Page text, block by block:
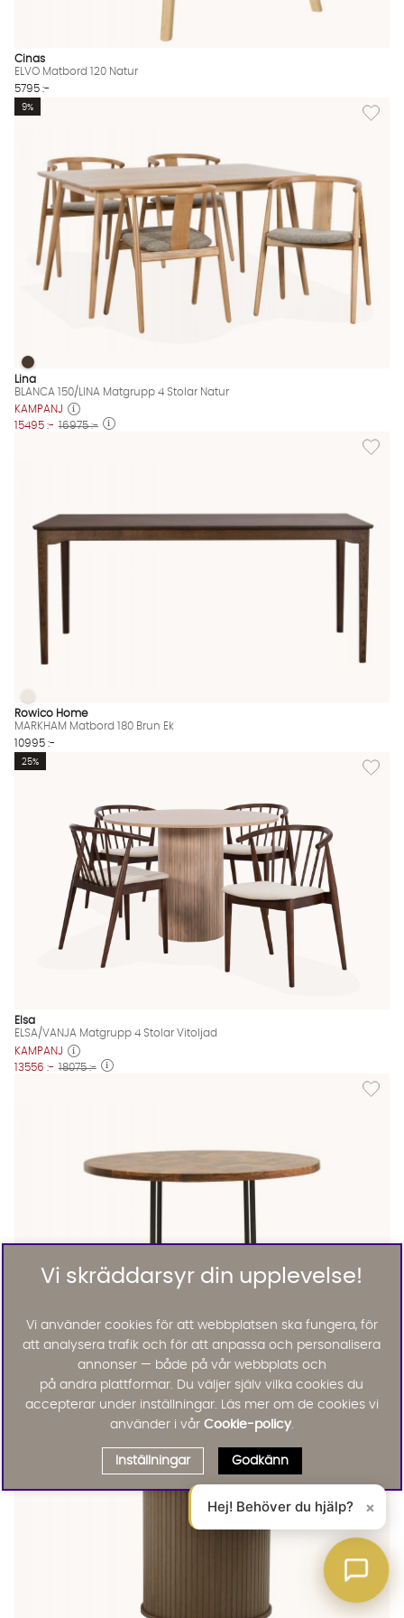
Cinas
ELVO Matbord 120 Natur
5795 :-
Lägg
9%
BLANCA 150/LINA Matgrupp 4 Stolar Natur Finns även i dessa
BLANCA 150/LINA Matgrupp 4 Stolar Natur
Lina
BLANCA 150/LINA Matgrupp 4 Stolar Natur
KAMPANJ
15495 :- 16975 :-
Lägg
MARKHAM Matbord 180 Brun Ek Finns även i dessa färger:
MARKHAM Matbord 180 Brun Ek
Rowico Home
MARKHAM Matbord 180 Brun Ek
10995 :-
Lägg
25%
Elsa
ELSA/VANJA Matgrupp 4 Stolar Vitoljad
KAMPANJ
13556 :- 18075 :-
Lägg
House Doctor
KANT Matbord 160 Mangoträ
Lägg till
Vi skräddarsyr din upplevelse!
Vi använder cookies för att webbplatsen ska fungera, för
att analysera trafik och för att anpassa och personalisera
annonser — både på vår webbplats och
på andra plattformar. Du väljer själv vilka cookies du
accepterar under inställningar. Läs mer om de cookies vi
använder i vår Cookie-policy.
Inställningar Godkänn
Hej! Behöver du hjälp? ×